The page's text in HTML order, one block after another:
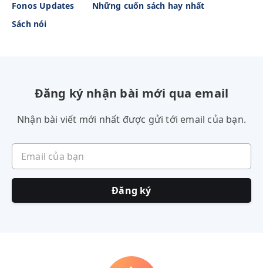
Fonos Updates
Những cuốn sách hay nhất
Sách nói
Đăng ký nhận bài mới qua email
Nhận bài viết mới nhất được gửi tới email của bạn.
Email của bạn
Đăng ký